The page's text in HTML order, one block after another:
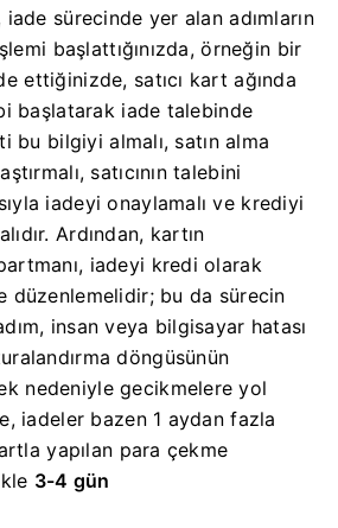
sürecinde yer alan adımların
başlattığınızda, örneğin bir
ettiğinizde, satıcı kart ağında
başlatarak iade talebinde
bu bilgiyi almalı, satın alma
satıcının talebini
iadeyi onaylamalı ve krediyi
Ardından, kartın
iadeyi kredi olarak
düzenlemelidir; bu da sürecin
insan veya bilgisayar hatası
döngüsünün
nedeniyle gecikmelere yol
iadeler bazen 1 aydan fazla
yapılan para çekme
3-4 gün